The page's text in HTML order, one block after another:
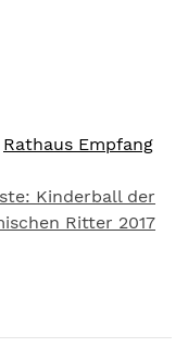
Rathaus Empfang
Kinderball der
Ritter 2017